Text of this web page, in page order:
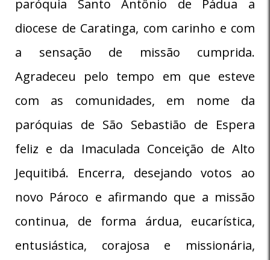
paróquia Santo Antônio de Pádua a
diocese de Caratinga, com carinho e com
a sensação de missão cumprida.
Agradeceu pelo tempo em que esteve
com as comunidades, em nome da
paróquias de São Sebastião de Espera
feliz e da Imaculada Conceição de Alto
Jequitibá. Encerra, desejando votos ao
novo Pároco e afirmando que a missão
continua, de forma árdua, eucarística,
entusiástica, corajosa e missionária,